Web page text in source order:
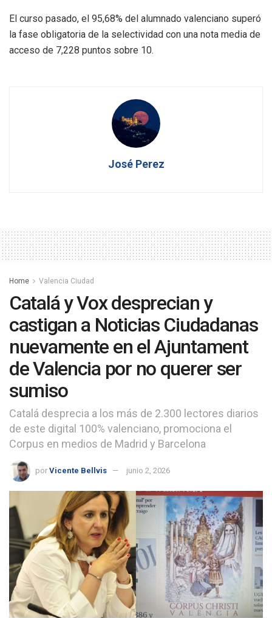
El curso pasado, el 95,68% del alumnado valenciano superó
la fase obligatoria de la selectividad con una nota media de
acceso de 7,228 puntos sobre 10.
José Perez
Home Valencia Ciudad
Catalá y Vox desprecian y
castigan a Noticias Ciudadanas
nuevamente en el Ajuntament
de Valencia por no querer ser
sumiso
Catalá desprecia a los más de 2.300 lectores diarios
de este digital 100% valenciano, promociona el
Corpus en medios de Madrid y Barcelona
por Vicente Bellvis junio 2, 2026